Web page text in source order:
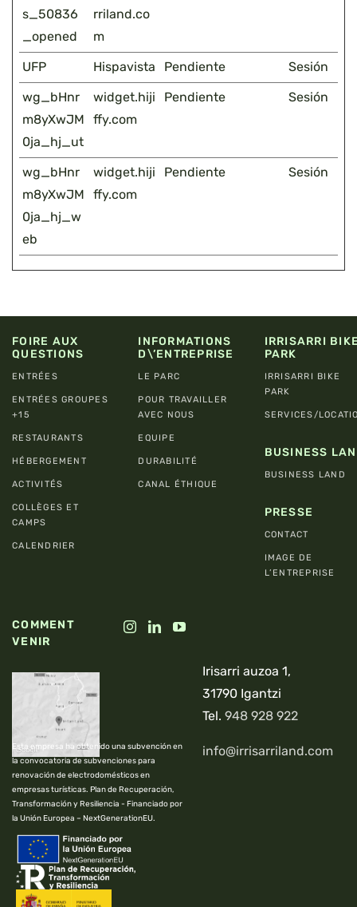
s_50836
_opened
rriland.co
m
UFP Hispavista Pendiente
Sesión
wg_bHnr
m8yXwJM
0ja_hj_ut
widget.hiji
ffy.com
Pendiente Sesión
wg_bHnr
m8yXwJM
0ja_hj_w
eb
widget.hiji
ffy.com
Pendiente Sesión
FOIRE AUX
QUESTIONS
ENTRÉES
ENTRÉES GROUPES
+15
RESTAURANTS
HÉBERGEMENT
ACTIVITÉS
COLLÈGES ET
CAMPS
CALENDRIER
INFORMATIONS
D\’ENTREPRISE
LE PARC
POUR TRAVAILLER
AVEC NOUS
EQUIPE
DURABILITÉ
CANAL ÉTHIQUE
IRRISARRI
PARK
IRRISARRI BIKE
PARK
SERVICES/
BUSINESS
BUSINESS LAND
PRESSE
CONTACT
IMAGE DE
L’ENTREPRISE
COMMENT
VENIR
Irisarri auzoa 1,
31790 Igantzi
Tel. 948 928 922
info@irrisarriland.com
Esta empresa ha obtenido una subvención en
la convocatoria de subvenciones para
renovación de electrodomésticos en
empresas turísticas. Plan de Recuperación,
Transformación y Resiliencia - Financiado por
la Unión Europea – NextGenerationEU.